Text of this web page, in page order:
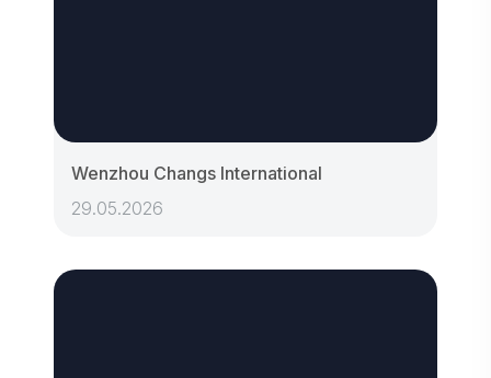
Wenzhou Changs International
29.05.2026